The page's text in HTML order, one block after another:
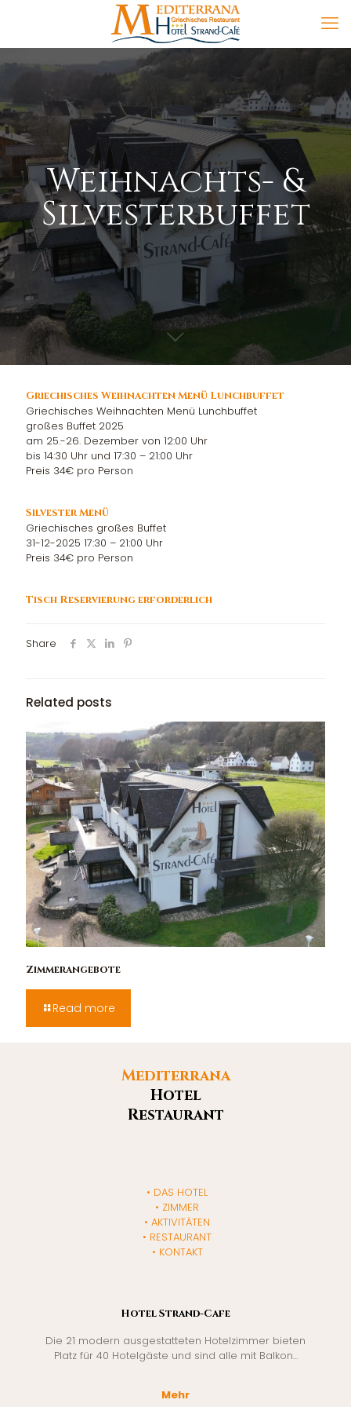
Weihnachts- &
Silvesterbuffet
Griechisches Weihnachten Menü Lunchbuffet
Griechisches Weihnachten Menü Lunchbuffet
großes Buffet 2025
am 25.-26. Dezember von 12:00 Uhr
bis 14:30 Uhr und 17:30 – 21:00 Uhr
Preis 34€ pro Person
Silvester Menü
Griechisches großes Buffet
31-12-2025 17:30 – 21:00 Uhr
Preis 34€ pro Person
Tisch Reservierung erforderlich
Share
Related posts
Zimmerangebote
Read more
Mediterrana
Hotel
Restaurant
DAS HOTEL
ZIMMER
AKTIVITÄTEN
RESTAURANT
KONTAKT
Hotel Strand-Cafe
Die 21 modern ausgestatteten Hotelzimmer bieten
Platz für 40 Hotelgäste und sind alle mit Balkon...
Mehr